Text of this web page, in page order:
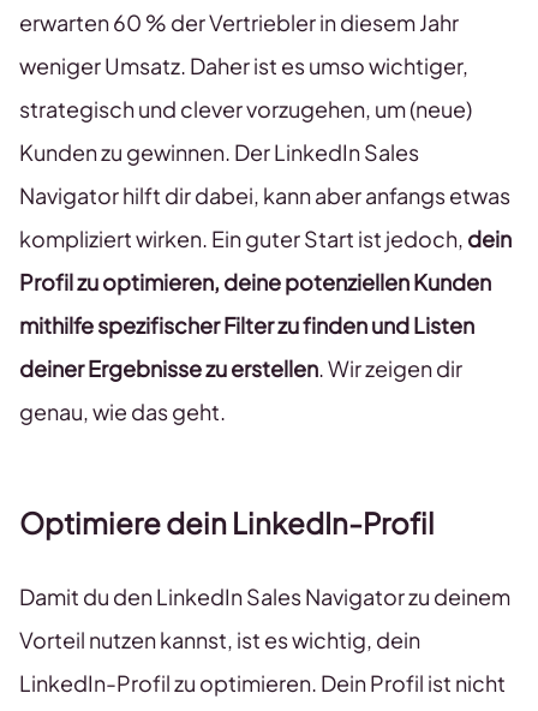
erwarten 60 % der Vertriebler in diesem Jahr
weniger Umsatz. Daher ist es umso wichtiger,
strategisch und clever vorzugehen, um (neue)
Kunden zu gewinnen. Der LinkedIn Sales
Navigator hilft dir dabei, kann aber anfangs etwas
kompliziert wirken. Ein guter Start ist jedoch, dein
Profil zu optimieren, deine potenziellen Kunden
mithilfe spezifischer Filter zu finden und Listen
deiner Ergebnisse zu erstellen. Wir zeigen dir
genau, wie das geht.
Optimiere dein LinkedIn-Profil
Damit du den LinkedIn Sales Navigator zu deinem
Vorteil nutzen kannst, ist es wichtig, dein
LinkedIn-Profil zu optimieren. Dein Profil ist nicht